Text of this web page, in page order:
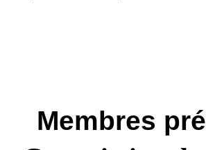
Membres